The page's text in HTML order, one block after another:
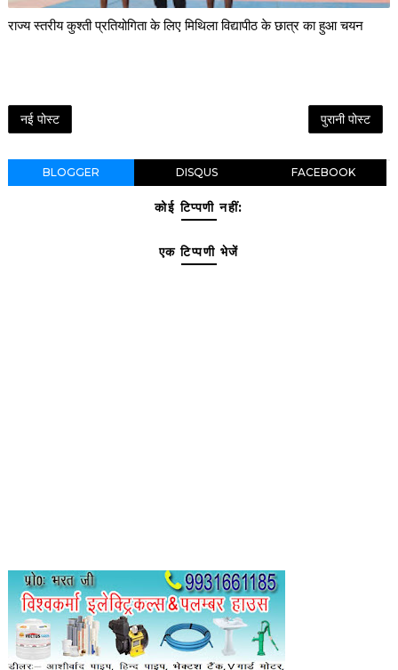
राज्य स्तरीय कुश्ती प्रतियोगिता के लिए मिथिला विद्यापीठ के छात्र का हुआ चयन
नई पोस्ट पुरानी पोस्ट
BLOGGER DISQUS FACEBOOK
कोई टिप्पणी नहीं:
एक टिप्पणी भेजें